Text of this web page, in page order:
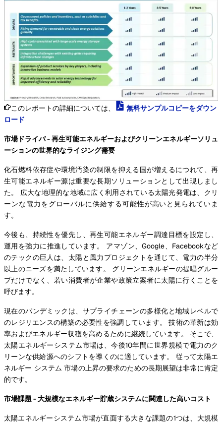
このレポートの詳細については、
無料サンプルコピーをダウン
ロード
市場ドライバ - 再生可能エネルギーおよびクリーンエネルギーソリュ
ーションの世界的なライジング需要
化石燃料依存症や環境汚染の制限を抑える国が増えるにつれて、再
生可能エネルギー源は重要な長期ソリューションとして出現しまし
た。 広大な地理的な地域に広く利用されている太陽光発電は、クリ
ーンな電力をグローバルに供給する可能性が高いと見られていま
す。
今後も、持続性を優先し、再生可能エネルギー調達目標を設定し、
運用を強力に推進しています。 アマゾン、Google、Facebookなど
のテックの巨人は、太陽と風力プロジェクトを通じて、電力の半分
以上のニーズを満たしています。 グリーンエネルギーの提唱グルー
プだけでなく、若い消費者が企業や政策立案者に太陽に行くことを
呼びます。
現在のパンデミックは、サプライチェーンの多様化と地域レベルで
のレジリエンスの構築の必要性を強調しています。 技術の革新は効
率およびエネルギー収穫を高めるために継続しています。 そこで、
太陽エネルギーシステム市場は、今後10年間に世界規模で電力のク
リーンな供給源へのシフトを導くのに適しています。 従って太陽エ
ネルギー システム 市場の上昇の要求のための長期展望は非常に肯定
的です。
市場課題 - 大規模なエネルギー貯蔵システムに関連した高いコスト
太陽エネルギーシステム市場が直面する大きな課題の1つは、大規模